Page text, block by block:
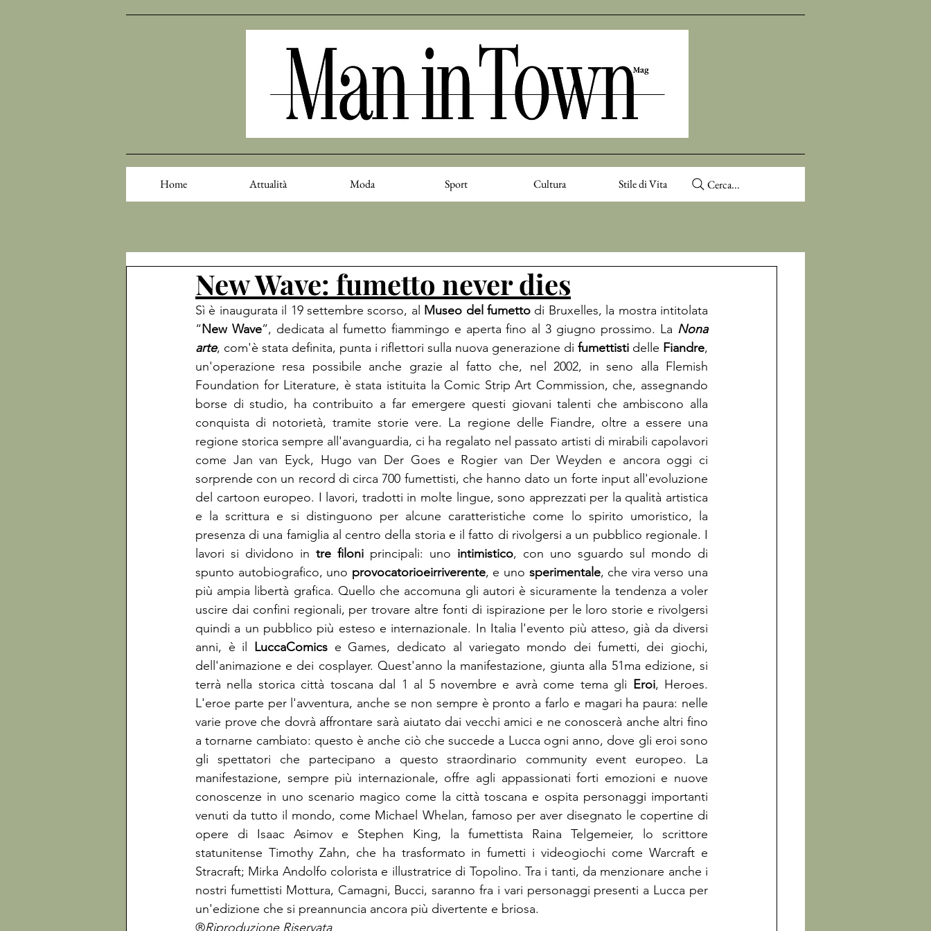
Home Attualità Moda Sport Cultura Stile di Vita Cerca...
New Wave: fumetto never dies
Sì è inaugurata il 19 settembre scorso, al Museo del fumetto di Bruxelles, la mostra intitolata
“New Wave”, dedicata al fumetto fiammingo e aperta fino al 3 giugno prossimo. La Nona
arte, com'è stata definita, punta i riflettori sulla nuova generazione di fumettisti delle Fiandre,
un'operazione resa possibile anche grazie al fatto che, nel 2002, in seno alla Flemish
Foundation for Literature, è stata istituita la Comic Strip Art Commission, che, assegnando
borse di studio, ha contribuito a far emergere questi giovani talenti che ambiscono alla
conquista di notorietà, tramite storie vere. La regione delle Fiandre, oltre a essere una
regione storica sempre all'avanguardia, ci ha regalato nel passato artisti di mirabili capolavori
come Jan van Eyck, Hugo van Der Goes e Rogier van Der Weyden e ancora oggi ci
sorprende con un record di circa 700 fumettisti, che hanno dato un forte input all'evoluzione
del cartoon europeo. I lavori, tradotti in molte lingue, sono apprezzati per la qualità artistica
e la scrittura e si distinguono per alcune caratteristiche come lo spirito umoristico, la
presenza di una famiglia al centro della storia e il fatto di rivolgersi a un pubblico regionale. I
lavori si dividono in tre filoni principali: uno intimistico, con uno sguardo sul mondo di
spunto autobiografico, uno provocatorioeirriverente, e uno sperimentale, che vira verso una
più ampia libertà grafica. Quello che accomuna gli autori è sicuramente la tendenza a voler
uscire dai confini regionali, per trovare altre fonti di ispirazione per le loro storie e rivolgersi
quindi a un pubblico più esteso e internazionale. In Italia l'evento più atteso, già da diversi
anni, è il LuccaComics e Games, dedicato al variegato mondo dei fumetti, dei giochi,
dell'animazione e dei cosplayer. Quest'anno la manifestazione, giunta alla 51ma edizione, si
terrà nella storica città toscana dal 1 al 5 novembre e avrà come tema gli Eroi, Heroes.
L'eroe parte per l'avventura, anche se non sempre è pronto a farlo e magari ha paura: nelle
varie prove che dovrà affrontare sarà aiutato dai vecchi amici e ne conoscerà anche altri fino
a tornarne cambiato: questo è anche ciò che succede a Lucca ogni anno, dove gli eroi sono
gli spettatori che partecipano a questo straordinario community event europeo. La
manifestazione, sempre più internazionale, offre agli appassionati forti emozioni e nuove
conoscenze in uno scenario magico come la città toscana e ospita personaggi importanti
venuti da tutto il mondo, come Michael Whelan, famoso per aver disegnato le copertine di
opere di Isaac Asimov e Stephen King, la fumettista Raina Telgemeier, lo scrittore
statunitense Timothy Zahn, che ha trasformato in fumetti i videogiochi come Warcraft e
Stracraft; Mirka Andolfo colorista e illustratrice di Topolino. Tra i tanti, da menzionare anche i
nostri fumettisti Mottura, Camagni, Bucci, saranno fra i vari personaggi presenti a Lucca per
un'edizione che si preannuncia ancora più divertente e briosa.
®Riproduzione Riservata